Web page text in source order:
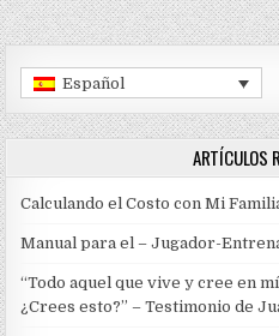
Español
ARTÍCULOS
Calculando el Costo con Mi
Manual para el – Jugador-
“Todo aquel que vive y cree en
¿Crees esto?” – Testimonio de